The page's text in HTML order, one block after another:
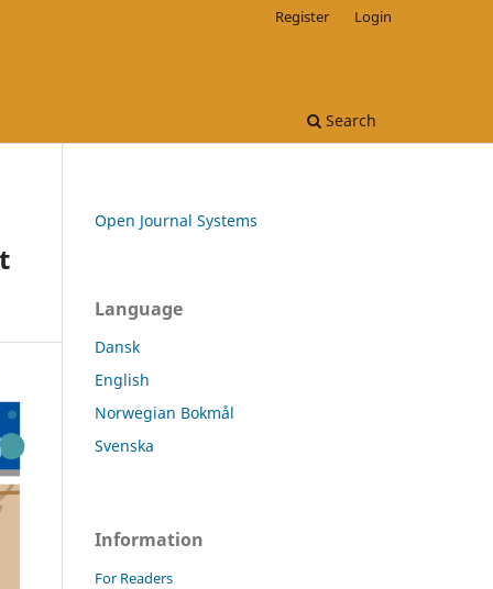
Search
Register Login
Open Journal Systems
Language
Dansk
English
Norwegian Bokmål
Svenska
Information
For Readers